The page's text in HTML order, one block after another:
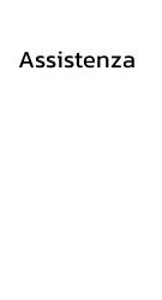
Assistenza